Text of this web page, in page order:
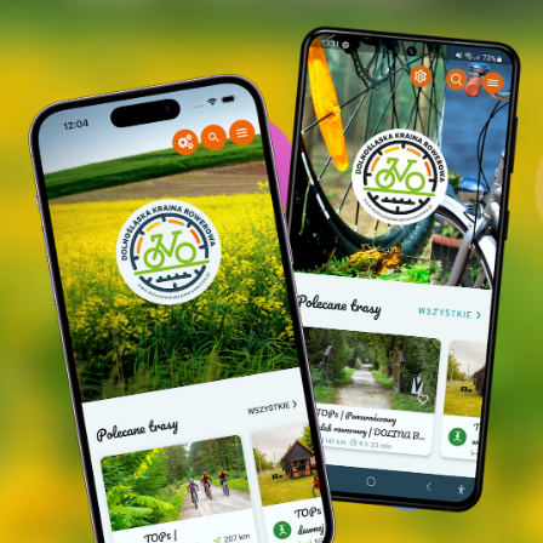
Jedna z 16 rzeźbionych ławeczek na trasie Ścieżki Turystycznej w
Krzydlinie Małej, fot. Marta Kamińska
Z Krzydliny wracamy na pokolejową drogę
rowerową, która prowadzi nas do mety. Trasę
polecamy na indywiudalne, jak i rodzinne wyprawy.
Dystans jest idealny na całodzienny wypad. Sama